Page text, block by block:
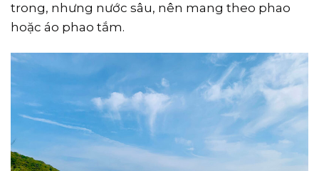
trong, nhưng nước sâu, nên mang theo phao
hoặc áo phao tắm.